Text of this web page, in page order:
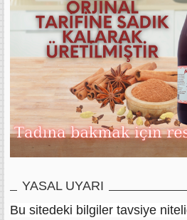
YASAL UYARI
Bu sitedeki bilgiler tavsiye